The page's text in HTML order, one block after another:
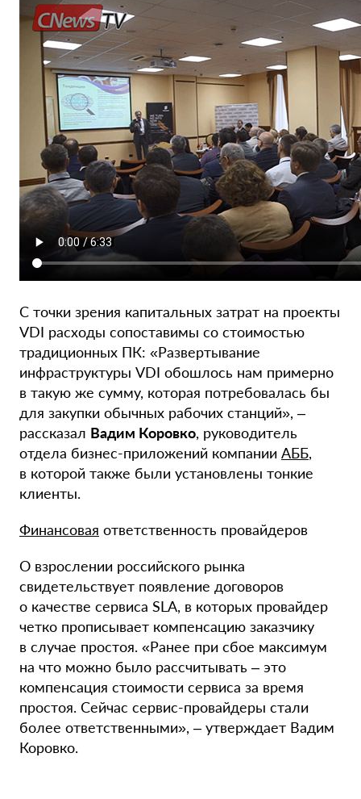
С точки зрения капитальных затрат на проекты
VDI расходы сопоставимы со стоимостью
традиционных ПК: «Развертывание
инфраструктуры VDI обошлось нам примерно
в такую же сумму, которая потребовалась бы
для закупки обычных рабочих станций», –
рассказал Вадим Коровко, руководитель
отдела бизнес-приложений компании АББ,
в которой также были установлены тонкие
клиенты.
Финансовая ответственность провайдеров
О взрослении российского рынка
свидетельствует появление договоров
о качестве сервиса SLA, в которых провайдер
четко прописывает компенсацию заказчику
в случае простоя. «Ранее при сбое максимум
на что можно было рассчитывать – это
компенсация стоимости сервиса за время
простоя. Сейчас сервис-провайдеры стали
более ответственными», – утверждает Вадим
Коровко.